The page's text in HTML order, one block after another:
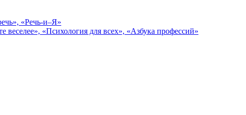
«Речь-и–Я»
веселее», «Психология для всех», «Азбука профессий»